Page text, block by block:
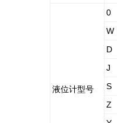
液位计型号
0
W
D
J
S
Z